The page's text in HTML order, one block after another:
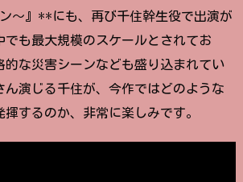
ン〜』**にも、再び千住幹生役で出演が
でも最大規模のスケールとされてお
的な災害シーンなども盛り込まれてい
ん演じる千住が、今作ではどのような
揮するのか、非常に楽しみです。